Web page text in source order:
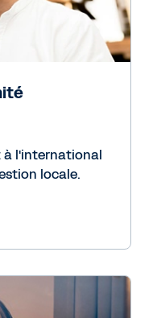
à l'international
locale.